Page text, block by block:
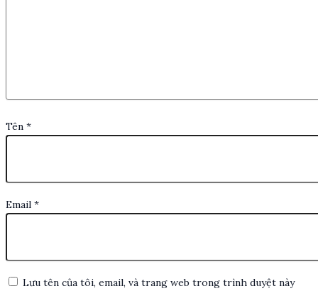
Tên *
Email *
Lưu tên của tôi, email, và trang web trong trình duyệt này